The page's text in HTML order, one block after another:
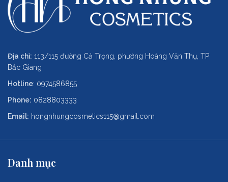
Địa chỉ: 113/115 đường Cả Trọng, phường Hoàng Văn Thụ, TP
Bắc Giang
Hotline: 0974586855
Phone: 0828803333
Email: hongnhungcosmetics115@gmail.com
Danh mục